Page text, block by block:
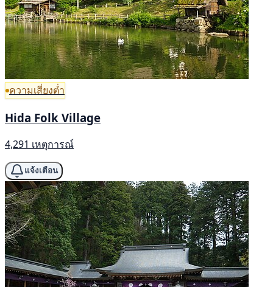
ความเสี่ยงต่ำ
Hida Folk Village
4,291 เหตุการณ์
แจ้งเตือน